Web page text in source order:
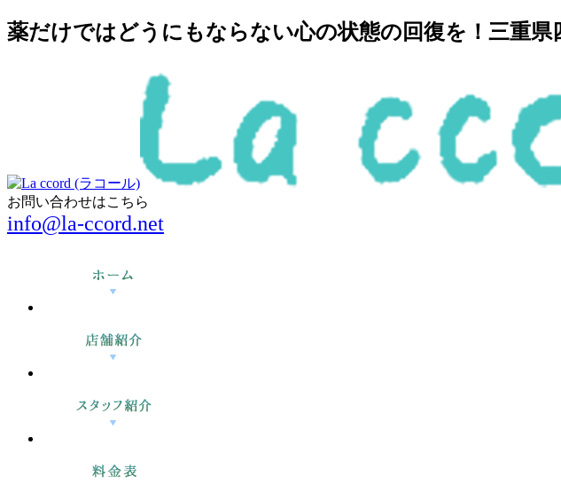
薬だけではどうにもならない心の状態の回復を！三重
お問い合わせはこちら
info@la-ccord.net